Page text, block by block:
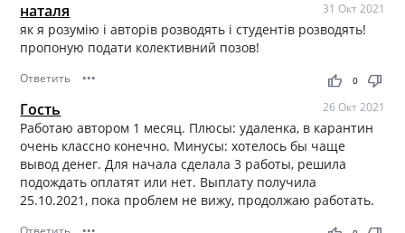
наталя 31 Окт 2021
як я розумію і авторів розводять і студентів розводять!
пропоную подати колективний позов!
Ответить ••• thumb_up thumb_down
0
Гость 26 Окт 2021
Работаю автором 1 месяц. Плюсы: удаленка, в карантин
очень классно конечно. Минусы: хотелось бы чаще
вывод денег. Для начала сделала 3 работы, решила
подождать оплатят или нет. Выплату получила
25.10.2021, пока проблем не вижу, продолжаю работать.